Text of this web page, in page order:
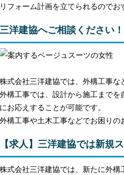
リフォーム計画を立てられるのでお
三洋建協へご相談ください！
株式会社三洋建協では、外構工事な
外構工事では、設計から施工まで
にお応えすることが可能です。
外構工事や土木工事などでお困りの
【求人】三洋建協では新規
株式会社三洋建協では、新たに外